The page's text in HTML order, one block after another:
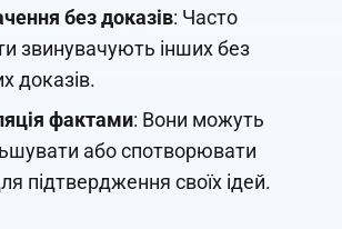
без доказів: Часто
звинувачують інших без
доказів.
фактами: Вони можуть
або спотворювати
підтвердження своїх ідей.